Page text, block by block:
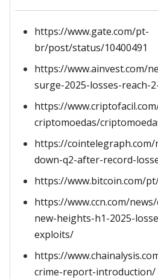
https://www.gate.com/pt-
br/post/status/10400491
https://www.ainvest.com/
surge-2025-losses-reach-
https://
criptomoedas/
https://
down-q2-after-record-
https://www.bitcoin.com/
https://www.ccn.com/
new-heights-h1-2025-
exploits/
https://
crime-report-introduction/